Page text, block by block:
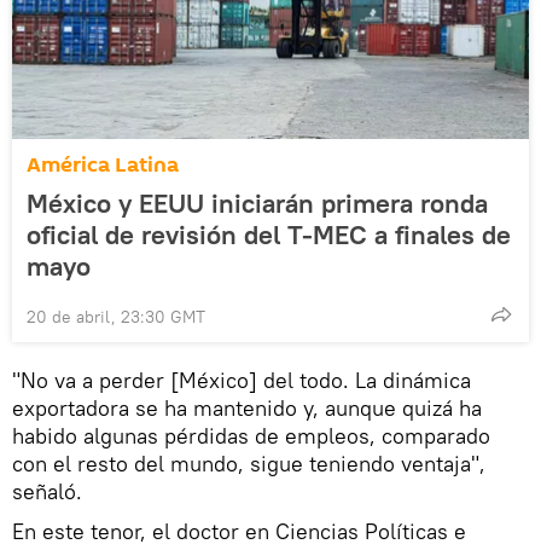
América Latina
México y EEUU iniciarán primera ronda
oficial de revisión del T-MEC a finales de
mayo
20 de abril, 23:30 GMT
"No va a perder [México] del todo. La dinámica
exportadora se ha mantenido y, aunque quizá ha
habido algunas pérdidas de empleos, comparado
con el resto del mundo, sigue teniendo ventaja",
señaló.
En este tenor, el doctor en Ciencias Políticas e